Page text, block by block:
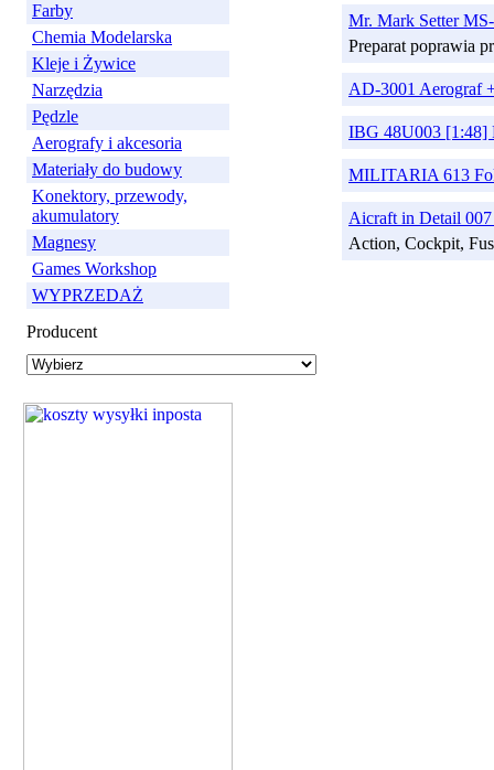
Farby
Chemia Modelarska
Kleje i Żywice
Narzędzia
Pędzle
Aerografy i akcesoria
Materiały do budowy
Konektory, przewody,
akumulatory
Magnesy
Games Workshop
WYPRZEDAŻ
Producent
Mr. Mark Setter
Preparat poprawia
AD-3001 Aerograf
IBG 48U003 [1:48]
MILITARIA 613
Aicraft in Detail
Action, Cockpit,